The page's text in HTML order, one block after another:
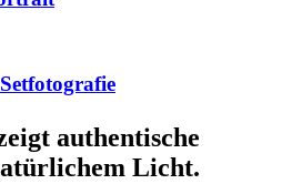
authentische
Licht.